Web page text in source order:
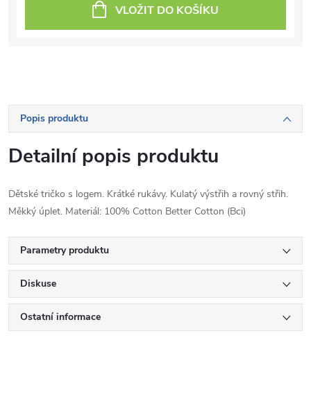
VLOŽIT DO KOŠÍKU
Popis produktu
Detailní popis produktu
Dětské tričko s logem. Krátké rukávy. Kulatý výstřih a rovný střih.
Měkký úplet. Materiál: 100% Cotton Better Cotton (Bci)
Parametry produktu
Diskuse
Ostatní informace